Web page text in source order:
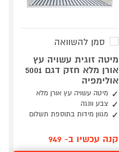
סמן להשוואה
מיטה זוגית עשויה עץ
אורן מלא חזק דגם 5001
אולימפיה
מיטה עשויה עץ אורן מלא
צבע וונגה
מגוון מידות בתוספת תשלום
קנה עכשיו ב- 949